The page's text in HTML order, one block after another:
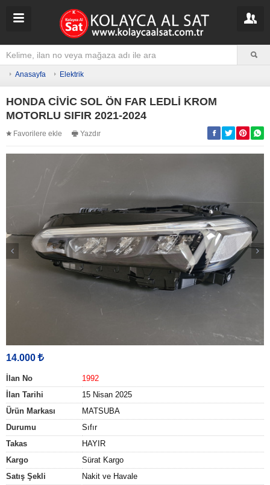
Anasayfa Elektrik
HONDA CİVİC SOL ÖN FAR LEDLİ KROM
MOTORLU SIFIR 2021-2024
Favorilere ekle Yazdır
14.000
İlan No
1992
İlan Tarihi
15 Nisan 2025
Ürün Markası
MATSUBA
Durumu
Sıfır
Takas
HAYIR
Kargo
Sürat Kargo
Satış Şekli
Nakit ve Havale